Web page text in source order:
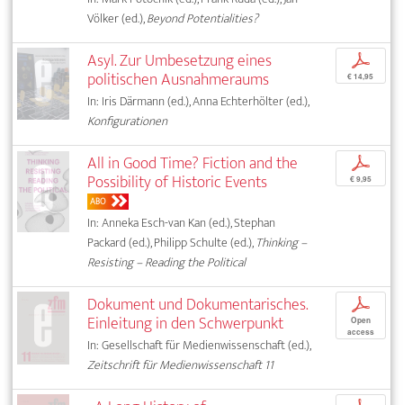
Völker (ed.),Beyond Potentialities?
Asyl. Zur Umbesetzung eines
politischen Ausnahmeraums
In: Iris Därmann (ed.), Anna Echterhölter (ed.),
Konfigurationen
p
€ 14,95
All in Good Time? Fiction and the
Possibility of Historic Events
ABO
In: Anneka Esch-van Kan (ed.), Stephan
Packard (ed.), Philipp Schulte (ed.),Thinking –
Resisting – Reading the Political
p
€ 9,95
Dokument und Dokumentarisches.
Einleitung in den Schwerpunkt
In: Gesellschaft für Medienwissenschaft (ed.),
Zeitschrift für Medienwissenschaft 11
p
Open
access